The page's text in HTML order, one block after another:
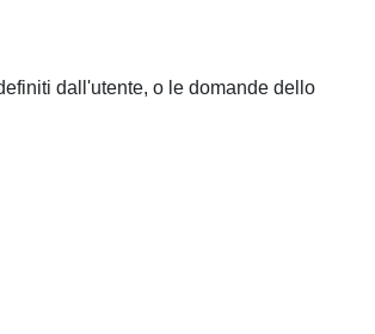
dall'utente, o le domande dello